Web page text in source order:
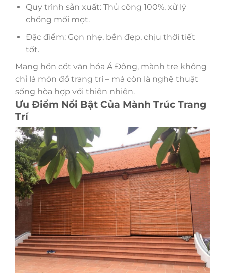
Quy trình sản xuất: Thủ công 100%, xử lý
chống mối mọt.
Đặc điểm: Gọn nhẹ, bền đẹp, chịu thời tiết
tốt.
Mang hồn cốt văn hóa Á Đông, mành tre không
chỉ là món đồ trang trí – mà còn là nghệ thuật
sống hòa hợp với thiên nhiên.
Ưu Điểm Nổi Bật Của Mành Trúc Trang
Trí